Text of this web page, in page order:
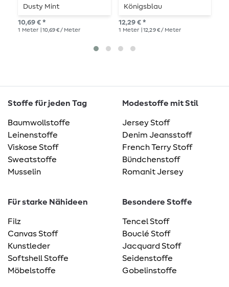
Dusty Mint
10,69 € *
1 Meter | 10,69 € / Meter
Königsblau
12,29 € *
1 Meter | 12,29 € / Meter
Stoffe für jeden Tag
Baumwollstoffe
Leinenstoffe
Viskose Stoff
Sweatstoffe
Musselin
Modestoffe mit Stil
Jersey Stoff
Denim Jeansstoff
French Terry Stoff
Bündchenstoff
Romanit Jersey
Für starke Nähideen
Filz
Canvas Stoff
Kunstleder
Softshell Stoffe
Möbelstoffe
Besondere Stoffe
Tencel Stoff
Bouclé Stoff
Jacquard Stoff
Seidenstoffe
Gobelinstoffe